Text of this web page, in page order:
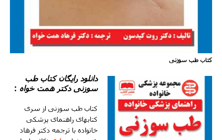
کتاب طب سوزنی
دانلود رایگان کتاب طب
سوزنی دکتر همت خواه :
کتاب طب سوزنی از سری
کتابهای راهنمای پزشکی
خانواده با ترجمه دکتر فرهاد